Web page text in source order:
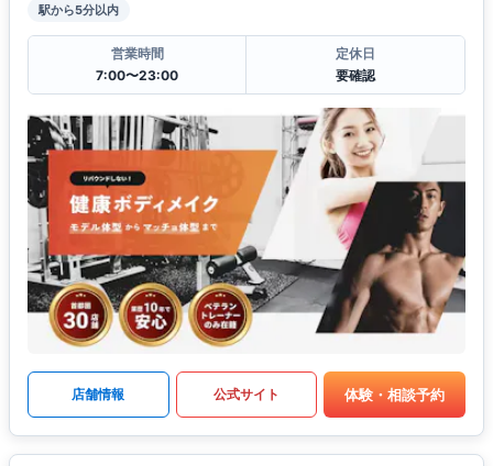
駅から5分以内
営業時間
7:00〜23:00
定休日
要確認
店舗情報 公式サイト 体験・相談予約